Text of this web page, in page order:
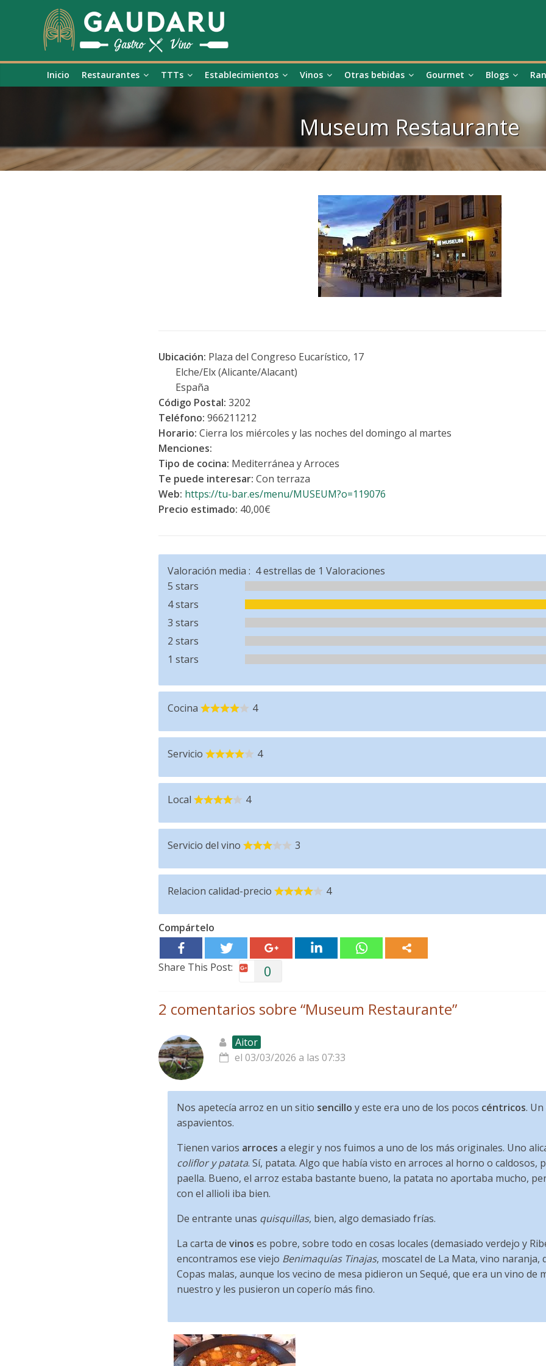
Inicio Restaurantes TTTs Establecimientos Vinos Otras bebidas Gourmet Blogs
Museum Restaurante
Ubicación: Plaza del Congreso Eucarístico, 17
Elche/Elx (Alicante/Alacant)
España
Código Postal: 3202
Teléfono: 966211212
Horario: Cierra los miércoles y las noches del domingo al martes
Menciones:
Tipo de cocina: Mediterránea y Arroces
Te puede interesar: Con terraza
Web: https://tu-bar.es/menu/MUSEUM?o=119076
Precio estimado: 40,00€
Valoración media :
5 stars
4 stars
3 stars
2 stars
1 stars
4estrellas de 1 Valoraciones
Cocina 4
Servicio 4
Local 4
Servicio del vino 3
Relacion calidad-precio 4
Compártelo
Share This Post: 0
2 comentarios sobre “Museum Restaurante”
Aitor
el 03/03/2026 a las 07:33
Nos apetecía arroz en un sitio sencillo y este era uno de los pocos céntricos.
aspavientos.
Tienen varios arroces a elegir y nos fuimos a uno de los más originales. Uno
coliflor y patata. Sí, patata. Algo que había visto en arroces al horno o caldosos,
paella. Bueno, el arroz estaba bastante bueno, la patata no aportaba mucho,
con el allioli iba bien.
De entrante unas quisquillas, bien, algo demasiado frías.
La carta de vinos es pobre, sobre todo en cosas locales (demasiado verdejo y
encontramos ese viejo Benimaquías Tinajas, moscatel de La Mata, vino naranja,
Copas malas, aunque los vecino de mesa pidieron un Sequé, que era un vino de
nuestro y les pusieron un coperío más fino.